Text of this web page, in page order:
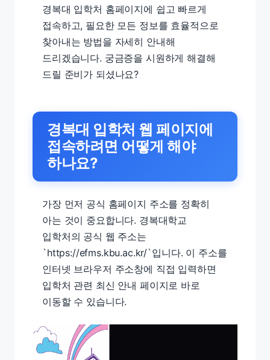
경복대 입학처 홈페이지에 쉽고 빠르게
접속하고, 필요한 모든 정보를 효율적으로
찾아내는 방법을 자세히 안내해
드리겠습니다. 궁금증을 시원하게 해결해
드릴 준비가 되셨나요?
경복대 입학처 웹 페이지에
접속하려면 어떻게 해야
하나요?
가장 먼저 공식 홈페이지 주소를 정확히
아는 것이 중요합니다. 경복대학교
입학처의 공식 웹 주소는
`https://efms.kbu.ac.kr/`입니다. 이 주소를
인터넷 브라우저 주소창에 직접 입력하면
입학처 관련 최신 안내 페이지로 바로
이동할 수 있습니다.